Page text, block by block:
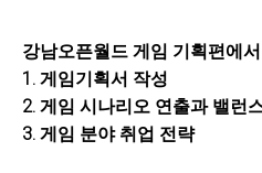
강남오픈월드 게임 기획편에
1. 게임기획서 작성
2. 게임 시나리오 연출과 밸런
3. 게임 분야 취업 전략